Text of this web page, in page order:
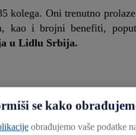
kolega. Oni trenutno
kao i brojni benefiti, poput
u Lidlu Srbija.
se kako
obrađujemo vaše podatke